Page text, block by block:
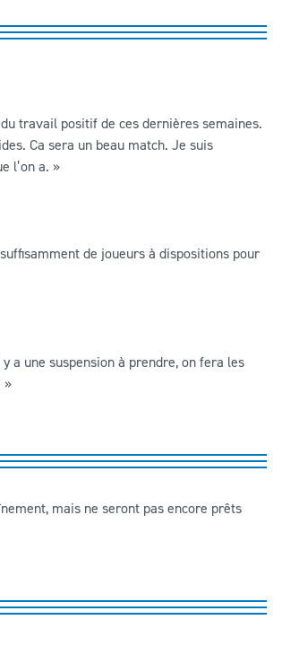
travail positif de ces dernières semaines.
Ca sera un beau match. Je suis
l’on a. »
de joueurs à dispositions pour
a une suspension à prendre, on fera les
»
mais ne seront pas encore prêts